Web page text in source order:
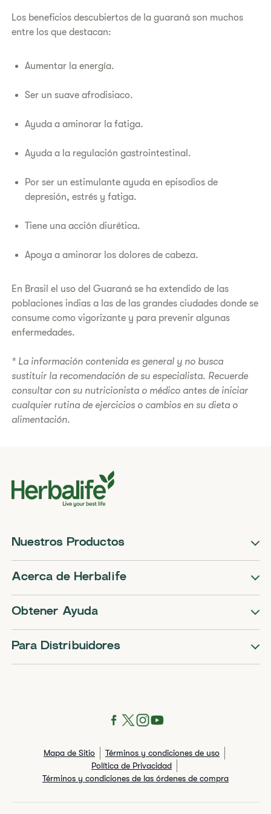
Los beneficios descubiertos de la guaraná son muchos
entre los que destacan:
Aumentar la energía.
Ser un suave afrodisiaco.
Ayuda a aminorar la fatiga.
Ayuda a la regulación gastrointestinal.
Por ser un estimulante ayuda en episodios de
depresión, estrés y fatiga.
Tiene una acción diurética.
Apoya a aminorar los dolores de cabeza.
En Brasil el uso del Guaraná se ha extendido de las
poblaciones indias a las de las grandes ciudades donde se
consume como vigorizante y para prevenir algunas
enfermedades.
* La información contenida es general y no busca
sustituir la recomendación de su especialista. Recuerde
consultar con su nutricionista o médico antes de iniciar
cualquier rutina de ejercicios o cambios en su dieta o
alimentación.
Nuestros Productos
Acerca de Herbalife
Obtener Ayuda
Para Distribuidores
Mapa de Sitio
Términos y condiciones de uso
Política de Privacidad
Términos y condiciones de las órdenes de compra